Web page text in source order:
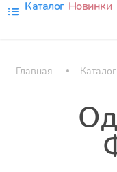
Каталог Новинки
Главная